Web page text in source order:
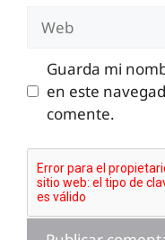
Guarda mi
en este
comente.